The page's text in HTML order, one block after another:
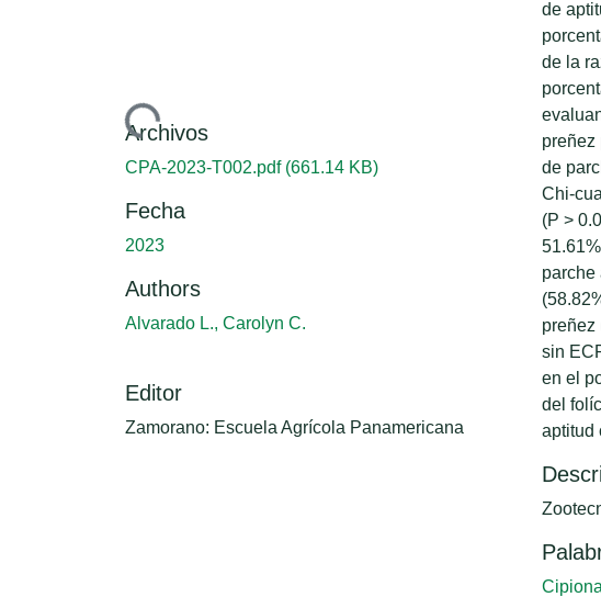
Cargando...Archivos
CPA-2023-T002.pdf (661.14 KB)
Fecha
2023
Authors
Alvarado L., Carolyn C.
Editor
Zamorano: Escuela Agrícola Panamericana
de
de la
preñez
de
Chi-
(P >
parche
preñez
sin
en el
del
aptitud